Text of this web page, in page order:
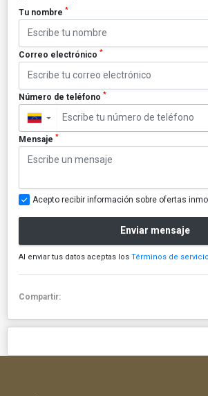
Tu nombre *
Correo electrónico *
Número de teléfono *
▼
Mensaje *
Acepto recibir información sobre ofertas
Enviar mensaje
Al enviar tus datos aceptas los Términos de
Compartir: